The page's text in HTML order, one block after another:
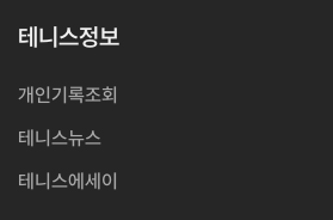
테니스정보
개인기록조회
테니스뉴스
테니스에세이